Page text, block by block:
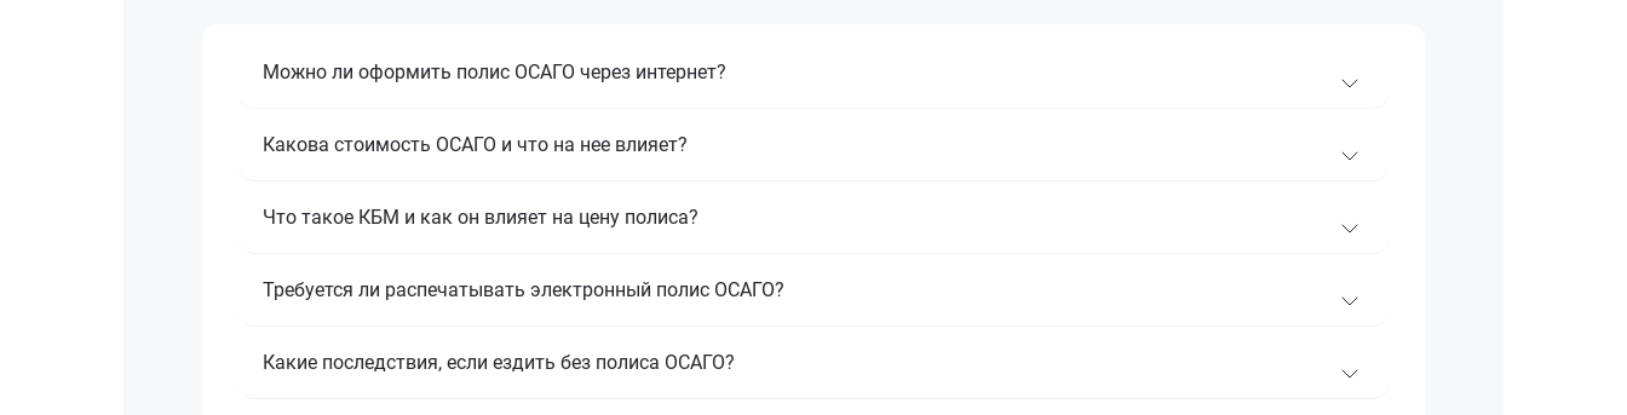
Можно ли оформить полис ОСАГО через интернет?
Какова стоимость ОСАГО и что на нее влияет?
Что такое КБМ и как он влияет на цену полиса?
Требуется ли распечатывать электронный полис ОСАГО?
Какие последствия, если ездить без полиса ОСАГО?